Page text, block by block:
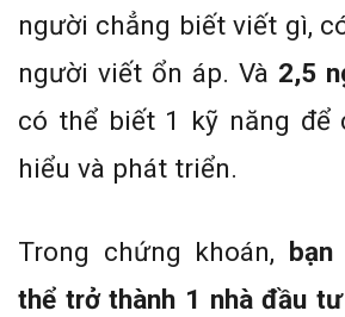
người chẳng biết viết gì,
người viết ổn áp. Và 2,5
có thể biết 1 kỹ năng để
hiểu và phát triển.
Trong chứng khoán,
thể trở thành 1 nhà đầu